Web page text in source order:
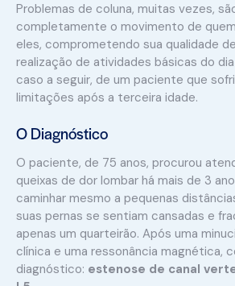
Problemas de coluna, muitas vezes,
completamente o movimento de
eles, comprometendo sua qualidade
realização de atividades básicas do
caso a seguir, de um paciente que
limitações após a terceira idade.
O Diagnóstico
O paciente, de 75 anos, procurou
queixas de dor lombar há mais de 3
caminhar mesmo a pequenas
suas pernas se sentiam cansadas e
apenas um quarteirão. Após uma
clínica e uma ressonância magnética,
diagnóstico: estenose de canal